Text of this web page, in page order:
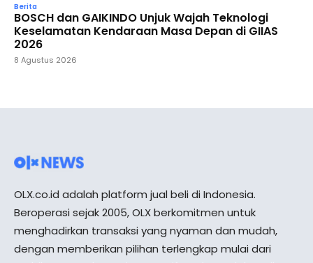
Berita
BOSCH dan GAIKINDO Unjuk Wajah Teknologi
Keselamatan Kendaraan Masa Depan di GIIAS
2026
8 Agustus 2026
OLX.co.id adalah platform jual beli di Indonesia.
Beroperasi sejak 2005, OLX berkomitmen untuk
menghadirkan transaksi yang nyaman dan mudah,
dengan memberikan pilihan terlengkap mulai dari